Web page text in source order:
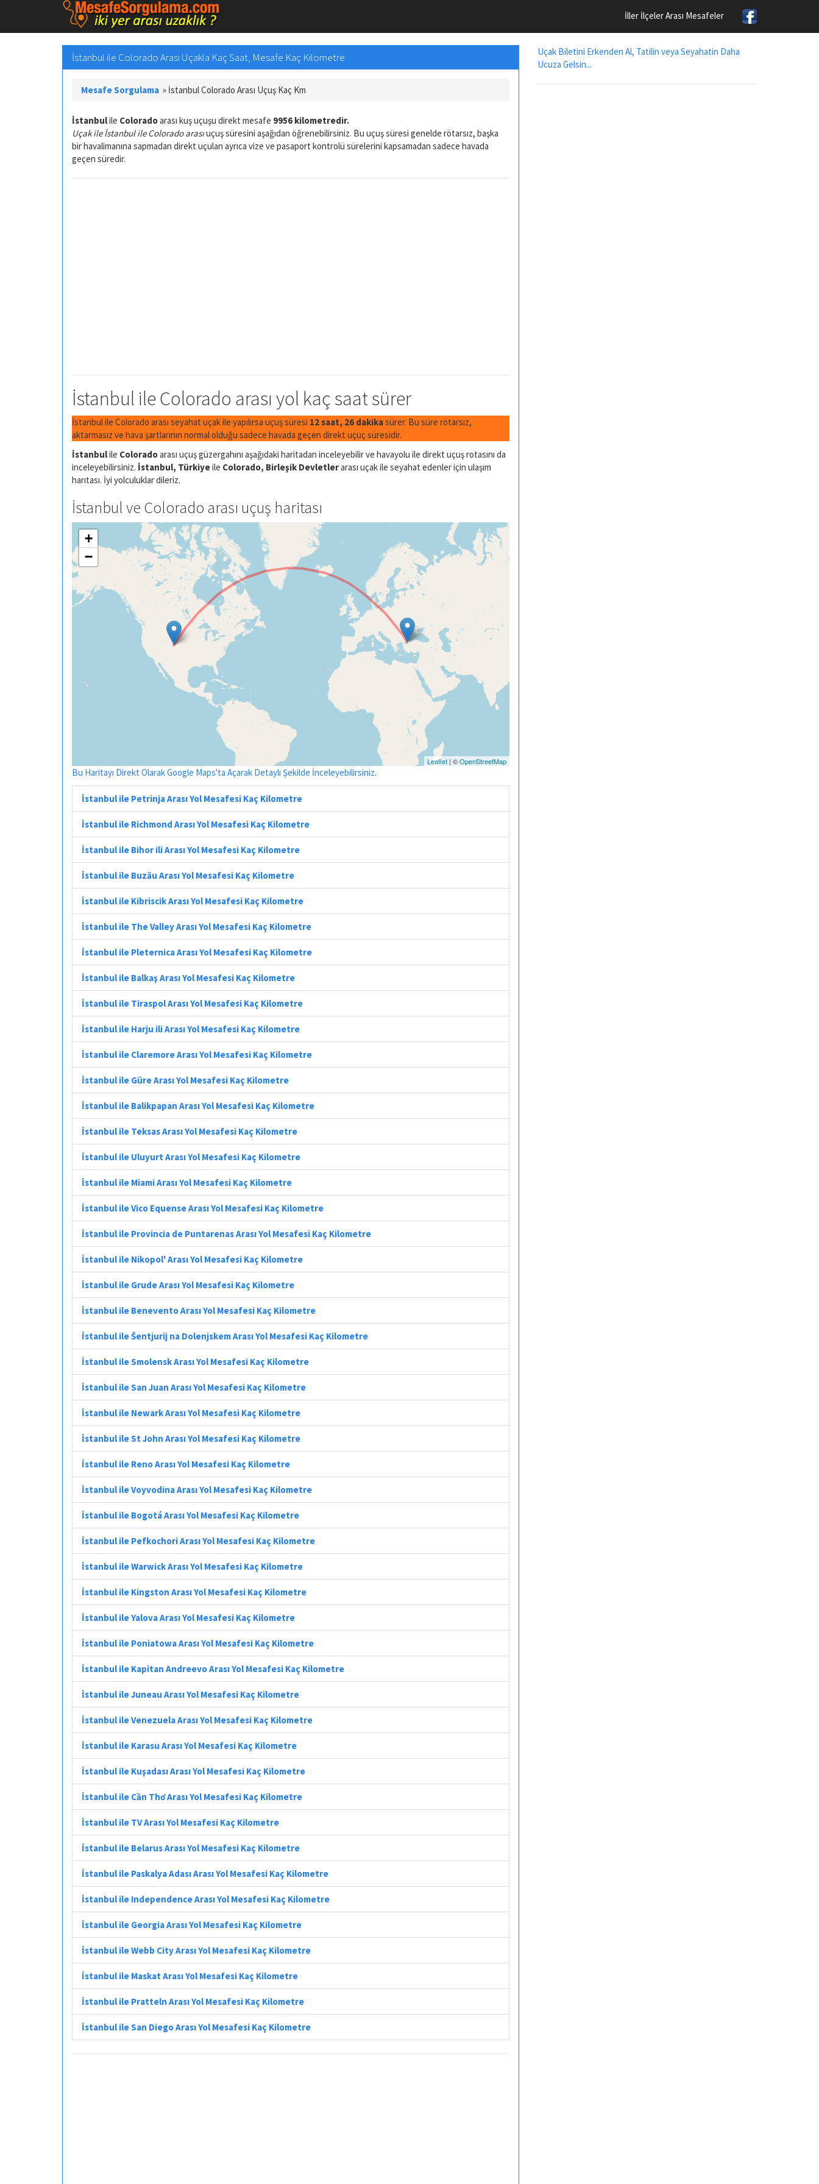
İller İlçeler Arası Mesafeler
İstanbul ile Colorado Arası Uçakla Kaç Saat, Mesafe Kaç Kilometre
Mesafe Sorgulama » İstanbul Colorado Arası Uçuş Kaç Km
İstanbulile Coloradoarası kuş uçuşu direkt mesafe 9956 kilometredir.
Uçak ile İstanbul ile Colorado arasıuçuş süresini aşağıdan öğrenebilirsiniz. Bu uçuş süresi genelde rötarsız, başka
bir havalimanına sapmadan direkt uçulan ayrıca vize ve pasaport kontrolü sürelerini kapsamadan sadece havada
geçen süredir.
İstanbul ile Colorado arası yol kaç saat sürer
İstanbul ile Colorado arası seyahat uçak ile yapılırsa uçuş süresi 12 saat, 26 dakikasürer. Bu süre rötarsız,
aktarmasız ve hava şartlarının normal olduğu sadece havada geçen direkt uçuç süresidir.
İstanbulile Coloradoarası uçuş güzergahını aşağıdaki haritadan inceleyebilir ve havayolu ile direkt uçuş rotasını da
inceleyebilirsiniz. İstanbul, Türkiyeile Colorado, Birleşik Devletlerarası uçak ile seyahat edenler için ulaşım
harıtası. İyi yolculuklar dileriz.
İstanbul ve Colorado arası uçuş haritası
+
−
Leaflet | ©OpenStreetMap
Bu Haritayı Direkt Olarak Google Maps'ta Açarak Detaylı Şekilde İnceleyebilirsiniz.
İstanbul ile Petrinja Arası Yol Mesafesi Kaç Kilometre
İstanbul ile Richmond Arası Yol Mesafesi Kaç Kilometre
İstanbul ile Bihor ili Arası Yol Mesafesi Kaç Kilometre
İstanbul ile Buzău Arası Yol Mesafesi Kaç Kilometre
İstanbul ile Kibriscik Arası Yol Mesafesi Kaç Kilometre
İstanbul ile The Valley Arası Yol Mesafesi Kaç Kilometre
İstanbul ile Pleternica Arası Yol Mesafesi Kaç Kilometre
İstanbul ile Balkaş Arası Yol Mesafesi Kaç Kilometre
İstanbul ile Tiraspol Arası Yol Mesafesi Kaç Kilometre
İstanbul ile Harju ili Arası Yol Mesafesi Kaç Kilometre
İstanbul ile Claremore Arası Yol Mesafesi Kaç Kilometre
İstanbul ile Güre Arası Yol Mesafesi Kaç Kilometre
İstanbul ile Balikpapan Arası Yol Mesafesi Kaç Kilometre
İstanbul ile Teksas Arası Yol Mesafesi Kaç Kilometre
İstanbul ile Uluyurt Arası Yol Mesafesi Kaç Kilometre
İstanbul ile Miami Arası Yol Mesafesi Kaç Kilometre
İstanbul ile Vico Equense Arası Yol Mesafesi Kaç Kilometre
İstanbul ile Provincia de Puntarenas Arası Yol Mesafesi Kaç Kilometre
İstanbul ile Nikopol' Arası Yol Mesafesi Kaç Kilometre
İstanbul ile Grude Arası Yol Mesafesi Kaç Kilometre
İstanbul ile Benevento Arası Yol Mesafesi Kaç Kilometre
İstanbul ile Šentjurij na Dolenjskem Arası Yol Mesafesi Kaç Kilometre
İstanbul ile Smolensk Arası Yol Mesafesi Kaç Kilometre
İstanbul ile San Juan Arası Yol Mesafesi Kaç Kilometre
İstanbul ile Newark Arası Yol Mesafesi Kaç Kilometre
İstanbul ile St John Arası Yol Mesafesi Kaç Kilometre
İstanbul ile Reno Arası Yol Mesafesi Kaç Kilometre
İstanbul ile Voyvodina Arası Yol Mesafesi Kaç Kilometre
İstanbul ile Bogotá Arası Yol Mesafesi Kaç Kilometre
İstanbul ile Pefkochori Arası Yol Mesafesi Kaç Kilometre
İstanbul ile Warwick Arası Yol Mesafesi Kaç Kilometre
İstanbul ile Kingston Arası Yol Mesafesi Kaç Kilometre
İstanbul ile Yalova Arası Yol Mesafesi Kaç Kilometre
İstanbul ile Poniatowa Arası Yol Mesafesi Kaç Kilometre
İstanbul ile Kapitan Andreevo Arası Yol Mesafesi Kaç Kilometre
İstanbul ile Juneau Arası Yol Mesafesi Kaç Kilometre
İstanbul ile Venezuela Arası Yol Mesafesi Kaç Kilometre
İstanbul ile Karasu Arası Yol Mesafesi Kaç Kilometre
İstanbul ile Kuşadası Arası Yol Mesafesi Kaç Kilometre
İstanbul ile Cần Thơ Arası Yol Mesafesi Kaç Kilometre
İstanbul ile TV Arası Yol Mesafesi Kaç Kilometre
İstanbul ile Belarus Arası Yol Mesafesi Kaç Kilometre
İstanbul ile Paskalya Adası Arası Yol Mesafesi Kaç Kilometre
İstanbul ile Independence Arası Yol Mesafesi Kaç Kilometre
İstanbul ile Georgia Arası Yol Mesafesi Kaç Kilometre
İstanbul ile Webb City Arası Yol Mesafesi Kaç Kilometre
İstanbul ile Maskat Arası Yol Mesafesi Kaç Kilometre
İstanbul ile Pratteln Arası Yol Mesafesi Kaç Kilometre
İstanbul ile San Diego Arası Yol Mesafesi Kaç Kilometre
Uçak Biletini Erkenden Al, Tatilin veya Seyahatin Daha
Ucuza Gelsin...